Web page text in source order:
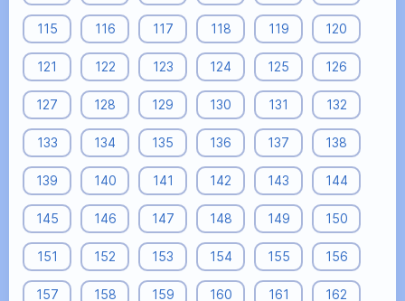
115 116 117 118 119 120
121 122 123 124 125 126
127 128 129 130 131 132
133 134 135 136 137 138
139 140 141 142 143 144
145 146 147 148 149 150
151 152 153 154 155 156
157 158 159 160 161 162